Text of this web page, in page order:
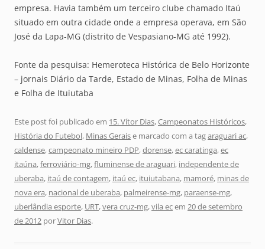
empresa. Havia também um terceiro clube chamado Itaú
situado em outra cidade onde a empresa operava, em São
José da Lapa-MG (distrito de Vespasiano-MG até 1992).
Fonte da pesquisa: Hemeroteca Histórica de Belo Horizonte
– jornais Diário da Tarde, Estado de Minas, Folha de Minas
e Folha de Ituiutaba
Este post foi publicado em 15. Vítor Dias,Campeonatos Históricos,
História do Futebol, Minas Geraise marcado com a tagaraguari ac,
caldense,campeonato mineiro PDP,dorense,ec caratinga,ec
itaúna,ferroviário-mg,fluminense de araguari, independente de
uberaba, itaú de contagem, itaú ec, ituiutabana, mamoré, minas de
nova era, nacional de uberaba, palmeirense-mg, paraense-mg,
uberlândia esporte, URT,vera cruz-mg,vila ecem 20 de setembro
de 2012 porVitor Dias.